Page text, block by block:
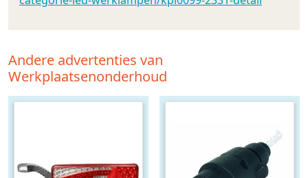
Andere advertenties van
Werkplaatsenonderhoud